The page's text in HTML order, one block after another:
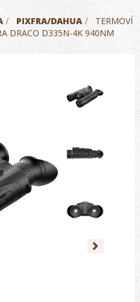
> PIXFRA/DAHUA >
TERMOVÍ
DRACO D335N-4K 940NM